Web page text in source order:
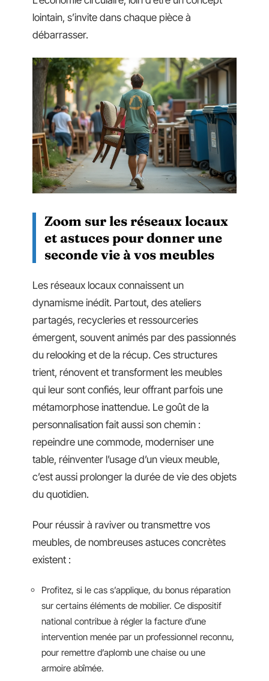
lointain, s’invite dans chaque pièce à
débarrasser.
Zoom sur les réseaux locaux
et astuces pour donner une
seconde vie à vos meubles
Les réseaux locaux connaissent un
dynamisme inédit. Partout, des ateliers
partagés, recycleries et ressourceries
émergent, souvent animés par des passionnés
du relooking et de la récup. Ces structures
trient, rénovent et transforment les meubles
qui leur sont confiés, leur offrant parfois une
métamorphose inattendue. Le goût de la
personnalisation fait aussi son chemin :
repeindre une commode, moderniser une
table, réinventer l’usage d’un vieux meuble,
c’est aussi prolonger la durée de vie des objets
du quotidien.
Pour réussir à raviver ou transmettre vos
meubles, de nombreuses astuces concrètes
existent :
Profitez, si le cas s’applique, du bonus réparation
sur certains éléments de mobilier. Ce dispositif
national contribue à régler la facture d’une
intervention menée par un professionnel reconnu,
pour remettre d’aplomb une chaise ou une
armoire abîmée.